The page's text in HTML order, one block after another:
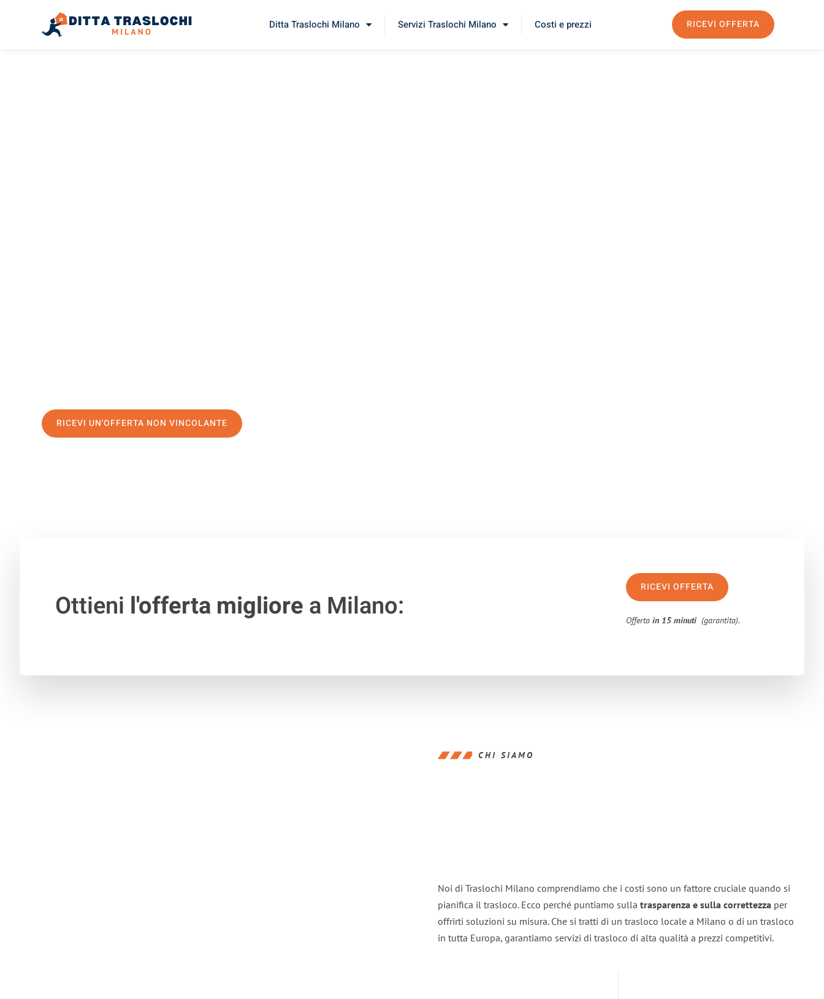
Ditta Traslochi Milano Servizi Traslochi Milano Costi e prezzi RICEVI OFFERTA
RICEVI UN'OFFERTA NON VINCOLANTE
Ottieni l'offerta migliorea Milano:
RICEVI OFFERTA
Offertain 15 minuti (garantita).
CHI SIAMO
Noi di Traslochi Milano comprendiamo che i costi sono un fattore cruciale quando si
pianifica il trasloco. Ecco perché puntiamo sulla trasparenza e sulla correttezza per
offrirti soluzioni su misura. Che si tratti di un trasloco locale a Milano o di un trasloco
in tutta Europa, garantiamo servizi di trasloco di alta qualità a prezzi competitivi.